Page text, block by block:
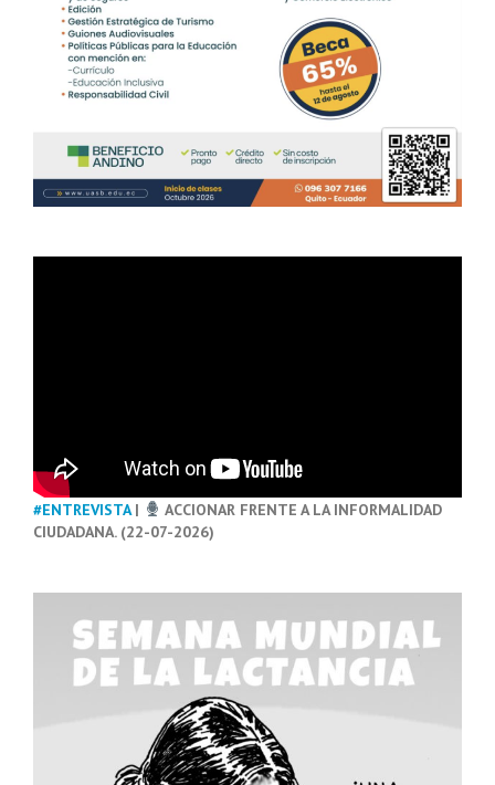
#ENTREVISTA|
ACCIONAR FRENTE A LA INFORMALIDAD
CIUDADANA. (22-07-2026)